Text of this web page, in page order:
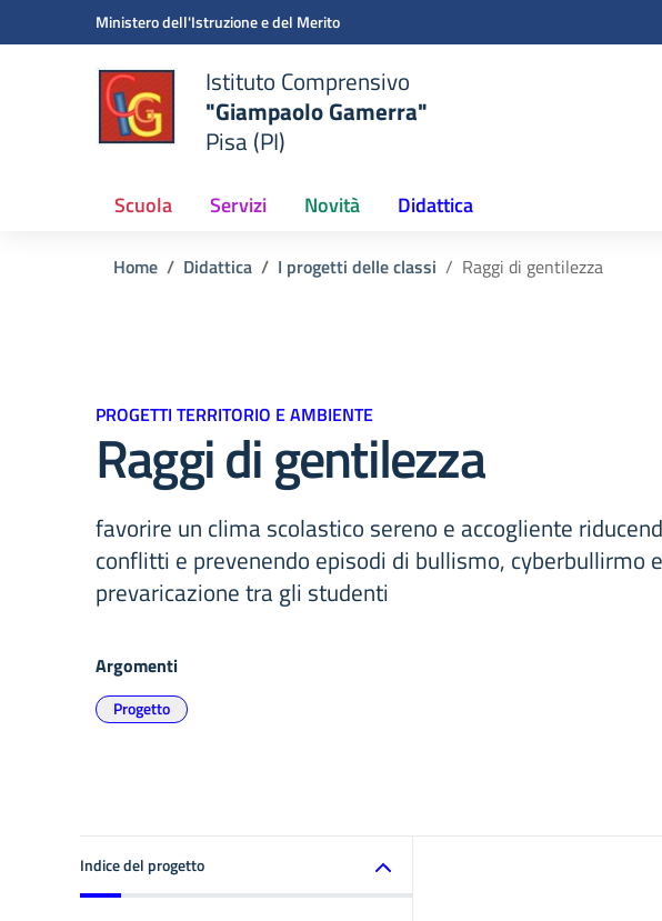
Vai ai contenuti
Vai al menu di navigazioneMinistero dell'Istruzione e del Merito
Istituto Comprensivo
"Giampaolo Gamerra"
Pisa (PI)
Scuola Servizi Novità Didattica
Home Didattica I progetti delle classi Raggi di gentilezza
PROGETTI TERRITORIO E AMBIENTE
Raggi di gentilezza
favorire un clima scolastico sereno e accogliente
conflitti e prevenendo episodi di bullismo, cyberbullirmo e
prevaricazione tra gli studenti
Argomenti
Progetto
Indice del progetto